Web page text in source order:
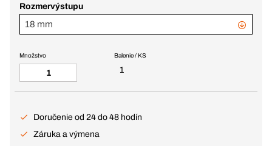
Rozmervýstupu
18 mm
Balenie / KS
1
Množstvo
Doručenie od 24 do 48 hodín
Záruka a výmena